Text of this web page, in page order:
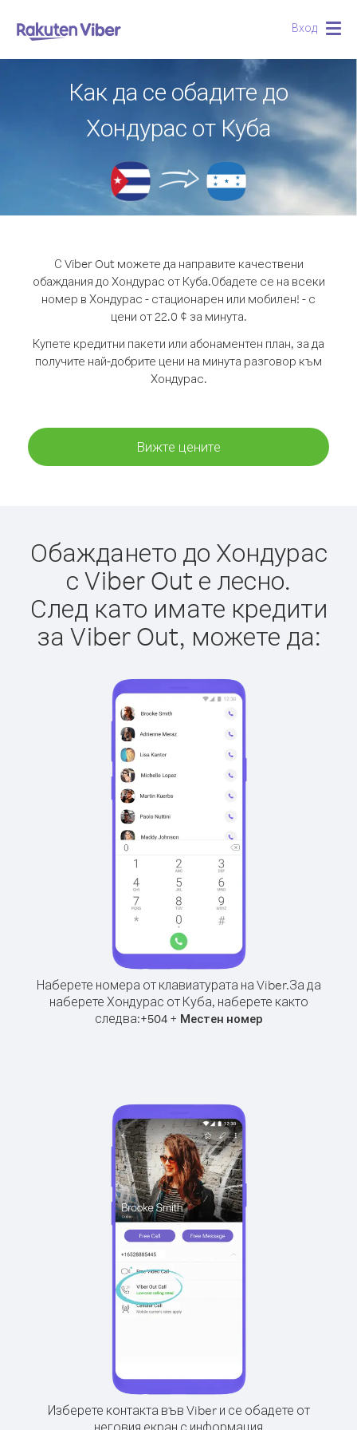
Вход
Как да се обадите до
Хондурас от Куба
С Viber Out можете да направите качествени
обаждания до Хондурас от Куба.Обадете се на всеки
номер в Хондурас - стационарен или мобилен! - с
цени от 22.0 ¢ за минута.
Купете кредитни пакети или абонаментен план, за да
получите най-добрите цени на минута разговор към
Хондурас.
Вижте цените
Обаждането до Хондурас
с Viber Out е лесно.
След като имате кредити
за Viber Out, можете да:
Наберете номера от клавиатурата на Viber.За да
наберете Хондурас от Куба, наберете както
следва:+504+ Местен номер
Изберете контакта във Viber и се обадете от
неговия екран с информация